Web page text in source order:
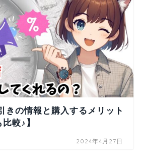
きの情報と購入するメリット
較♪】
2024年4月27日